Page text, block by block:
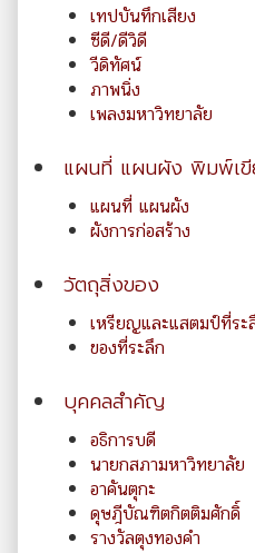
เทปบันทึกเสียง
ซีดี/ดีวิดี
วีดิทัศน์
ภาพนิ่ง
เพลงมหาวิทยาลัย
แผนที่ แผนผัง พิมพ์เ
แผนที่ แผนผัง
ผังการก่อสร้าง
วัตถุสิ่งของ
เหรียญและแสตมป์ที่ระ
ของที่ระลึก
บุคคลสำคัญ
อธิการบดี
นายกสภามหาวิทยาลัย
อาคันตุกะ
ดุษฎีบัณฑิตกิตติมศักดิ์
รางวัลตุงทองคำ